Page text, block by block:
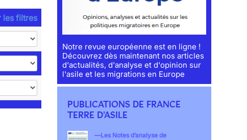
filtres
Notre revue européenne est en ligne !
Découvrez dès maintenant nos articles
d'actualités, d'analyse et d'opinion sur
l'asile et les migrations en Europe
PUBLICATIONS DE FRANCE
TERRE D'ASILE
Les Notes d’analyse de